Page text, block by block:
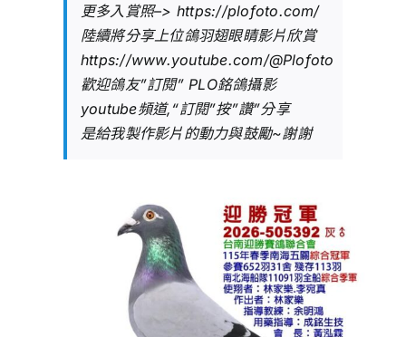
更多入賞照–> https://plofoto.com/
陸續將分享上位鴿羽翅眼睛影片欣賞
https://www.youtube.com/@Plofoto
歡迎鴿友”訂閱” PLO銘鴿攝影
youtube頻道,“訂閱”按”讚”分享
是給我製作影片的動力與鼓勵~謝謝